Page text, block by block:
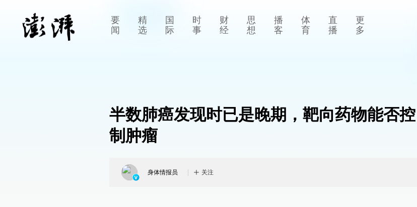
要
闻
精
选
国
际
时
事
财
经
思
想
播
客
体
育
直
播
更
多
半数肺癌发现时已是晚期，靶向药物能否控
制肿瘤
身体情报员 关注